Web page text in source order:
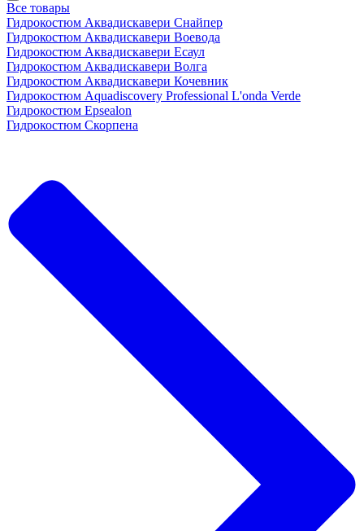
Все товары
Гидрокостюм Аквадискавери Снайпер
Гидрокостюм Аквадискавери Воевода
Гидрокостюм Аквадискавери Есаул
Гидрокостюм Аквадискавери Волга
Гидрокостюм Аквадискавери Кочевник
Гидрокостюм Aquadiscovery Professional L'onda Verde
Гидрокостюм Epsealon
Гидрокостюм Скорпена